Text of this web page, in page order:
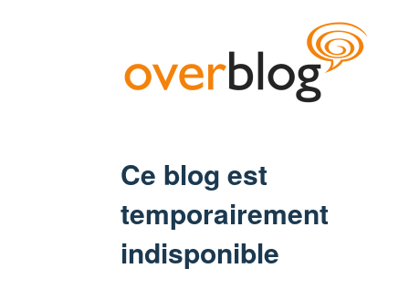
Ce blog est
temporairement
indisponible